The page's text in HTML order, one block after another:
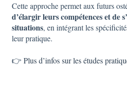
Cette approche permet aux futurs
d’élargir leurs compétences et de
situations, en intégrant les
leur pratique.
👉 Plus d’infos sur les études